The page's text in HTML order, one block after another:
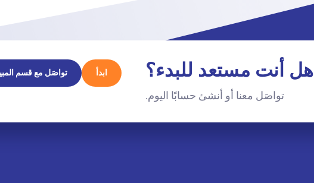
هل أنت مستعد للبدء؟
تواصَل معنا أو أنشئ حسابًا اليوم.
ابدأ تواصَل مع قسم